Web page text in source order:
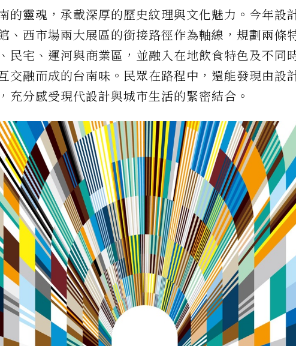
的靈魂，承載深厚的歷史紋理與文化魅力。今年設
、西市場兩大展區的銜接路徑作為軸線，規劃兩條
民宅、運河與商業區，並融入在地飲食特色及不同
交融而成的台南味。民眾在路程中，還能發現由設
充分感受現代設計與城市生活的緊密結合。